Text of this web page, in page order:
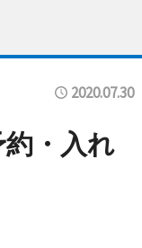
2020.07.30
・入れ